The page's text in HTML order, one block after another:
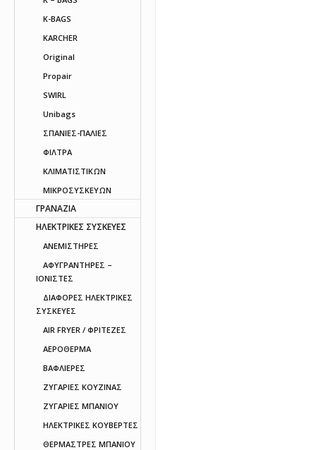
K-BAGS
KARCHER
Original
Propair
SWIRL
Unibags
ΣΠΑΝΙΕΣ-ΠΑΛΙΕΣ
ΦΙΛΤΡΑ
ΚΛΙΜΑΤΙΣΤΙΚΩΝ
ΜΙΚΡΟΣΥΣΚΕΥΩΝ
ΓΡΑΝΑΖΙΑ
ΗΛΕΚΤΡΙΚΕΣ ΣΥΣΚΕΥΕΣ
ΑΝΕΜΙΣΤΗΡΕΣ
ΑΦΥΓΡΑΝΤΗΡΕΣ –
ΙΟΝΙΣΤΕΣ
ΔΙΑΦΟΡΕΣ ΗΛΕΚΤΡΙΚΕΣ
ΣΥΣΚΕΥΕΣ
AIR FRYER / ΦΡΙΤΕΖΕΣ
ΑΕΡΟΘΕΡΜΑ
ΒΑΦΛΙΕΡΕΣ
ΖΥΓΑΡΙΕΣ ΚΟΥΖΙΝΑΣ
ΖΥΓΑΡΙΕΣ ΜΠΑΝΙΟΥ
ΗΛΕΚΤΡΙΚΕΣ ΚΟΥΒΕΡΤΕΣ
ΘΕΡΜΑΣΤΡΕΣ ΜΠΑΝΙΟΥ